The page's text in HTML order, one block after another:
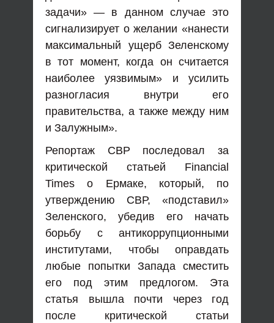
задачи» — в данном случае это
сигнализирует о желании «нанести
максимальный ущерб Зеленскому
в тот момент, когда он считается
наиболее уязвимым» и усилить
разногласия внутри его
правительства, а также между ним
и Залужным».
Репортаж СВР последовал за
критической статьей Financial
Times о Ермаке, который, по
утверждению СВР, «подставил»
Зеленского, убедив его начать
борьбу с антикоррупционными
институтами, чтобы оправдать
любые попытки Запада сместить
его под этим предлогом. Эта
статья вышла почти через год
после критической статьи